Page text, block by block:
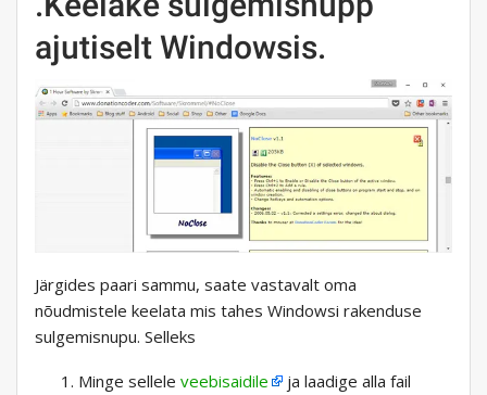
ajutiselt Windowsis.
Järgides paari sammu, saate vastavalt oma
nõudmistele keelata mis tahes Windowsi rakenduse
sulgemisnupu. Selleks
Minge sellele veebisaidile
ja laadige alla fail